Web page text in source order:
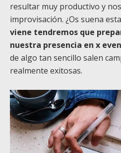
resultar muy productivo y
improvisación. ¿Os suena
viene tendremos que
nuestra presencia en x
de algo tan sencillo salen
realmente exitosas.